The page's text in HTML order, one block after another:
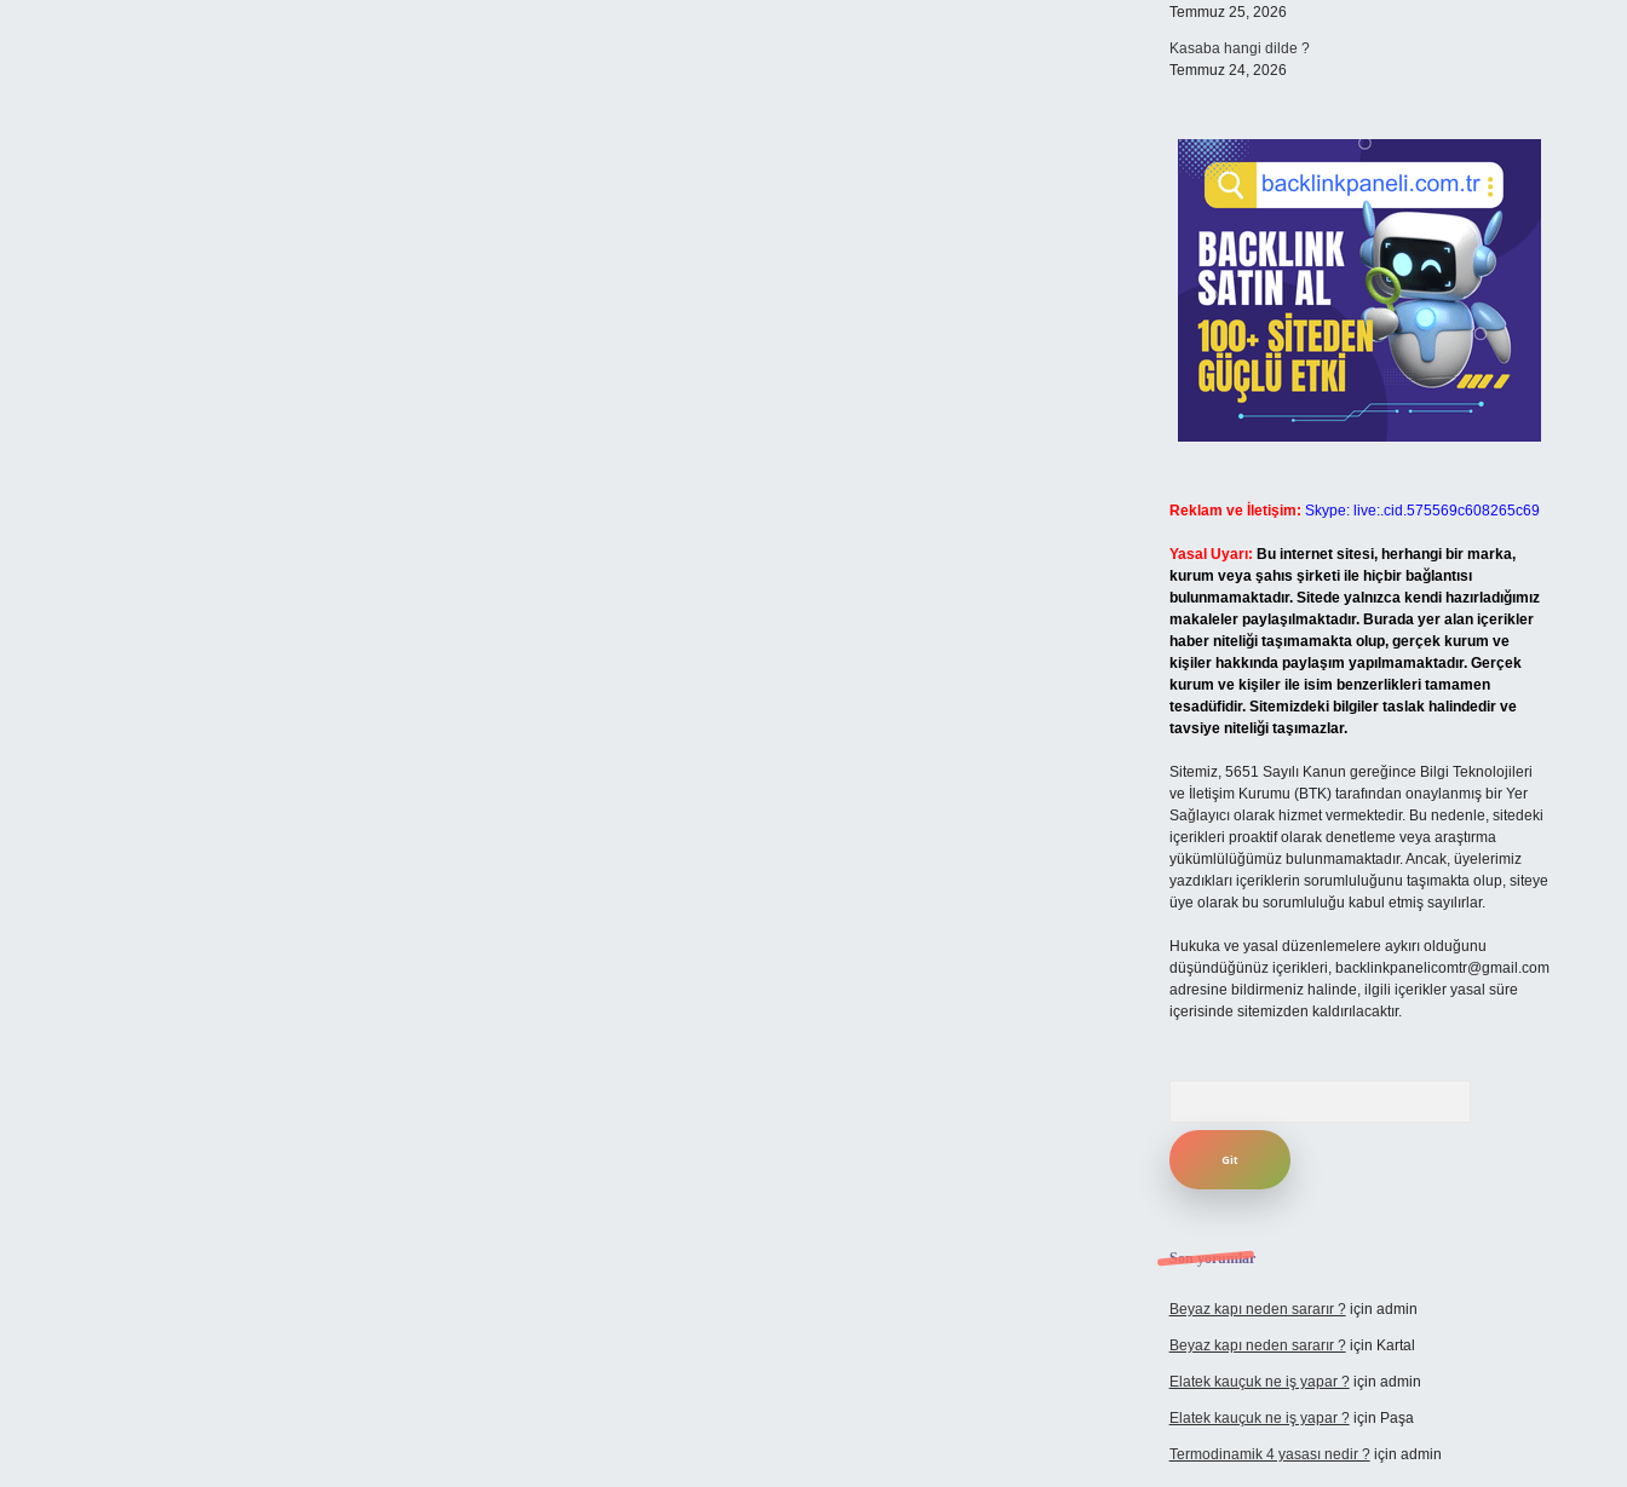
Temmuz 25, 2026
Kasaba hangi dilde ?
Temmuz 24, 2026
Reklam ve İletişim: Skype: live:.cid.575569c608265c69
Yasal Uyarı: Bu internet sitesi, herhangi bir marka,
kurum veya şahıs şirketi ile hiçbir bağlantısı
bulunmamaktadır. Sitede yalnızca kendi hazırladığımız
makaleler paylaşılmaktadır. Burada yer alan içerikler
haber niteliği taşımamakta olup, gerçek kurum ve
kişiler hakkında paylaşım yapılmamaktadır. Gerçek
kurum ve kişiler ile isim benzerlikleri tamamen
tesadüfidir. Sitemizdeki bilgiler taslak halindedir ve
tavsiye niteliği taşımazlar.
Sitemiz, 5651 Sayılı Kanun gereğince Bilgi Teknolojileri
ve İletişim Kurumu (BTK) tarafından onaylanmış bir Yer
Sağlayıcı olarak hizmet vermektedir. Bu nedenle, sitedeki
içerikleri proaktif olarak denetleme veya araştırma
yükümlülüğümüz bulunmamaktadır. Ancak, üyelerimiz
yazdıkları içeriklerin sorumluluğunu taşımakta olup, siteye
üye olarak bu sorumluluğu kabul etmiş sayılırlar.
Hukuka ve yasal düzenlemelere aykırı olduğunu
düşündüğünüz içerikleri, backlinkpanelicomtr@gmail.com
adresine bildirmeniz halinde, ilgili içerikler yasal süre
içerisinde sitemizden kaldırılacaktır.
Son yorumlar
Beyaz kapı neden sararır ?için admin
Beyaz kapı neden sararır ?için Kartal
Elatek kauçuk ne iş yapar ?için admin
Elatek kauçuk ne iş yapar ?için Paşa
Termodinamik 4 yasası nedir ?için admin